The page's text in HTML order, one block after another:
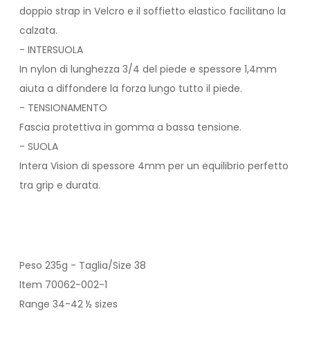
doppio strap in Velcro e il soffietto elastico facilitano la
calzata.
- INTERSUOLA
In nylon di lunghezza 3/4 del piede e spessore 1,4mm
aiuta a diffondere la forza lungo tutto il piede.
- TENSIONAMENTO
Fascia protettiva in gomma a bassa tensione.
- SUOLA
Intera Vision di spessore 4mm per un equilibrio perfetto
tra grip e durata.
Peso 235g - Taglia/Size 38
Item 70062-002-1
Range 34-42 ½ sizes